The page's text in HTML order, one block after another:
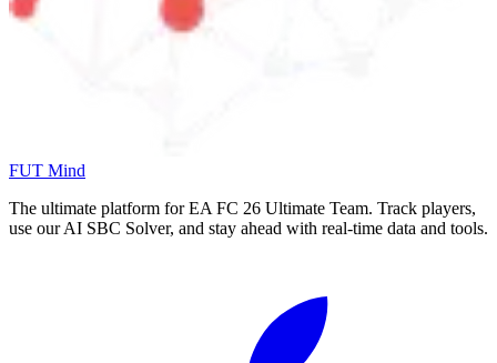
FUT Mind
The ultimate platform for EA FC 26 Ultimate Team. Track players,
use our AI SBC Solver, and stay ahead with real-time data and tools.